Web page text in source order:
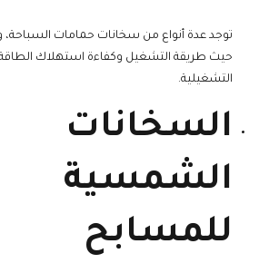
توجد عدة أنواع من سخانات حمامات
حيث طريقة التشغيل وكفاءة استهلاك الطاقة
التشغيلية.
السخانات
الشمسية
للمسابح